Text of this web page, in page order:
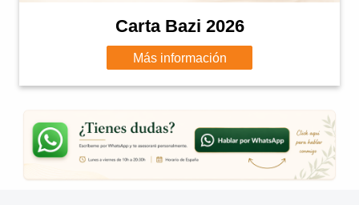
Carta Bazi 2026
Más información